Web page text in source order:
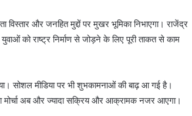
और जनहित मुद्दों पर मुखर भूमिका निभाएगा। राजेंद्र
को राष्ट्र निर्माण से जोड़ने के लिए पूरी ताकत से काम
सोशल मीडिया पर भी शुभकामनाओं की बाढ़ आ गई है।
मोर्चा अब और ज्यादा सक्रिय और आक्रामक नजर आएगा।